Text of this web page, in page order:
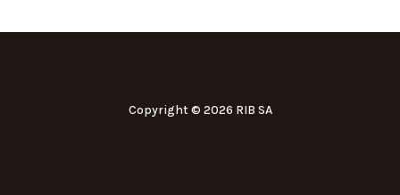
Copyright © 2026 RIB SA